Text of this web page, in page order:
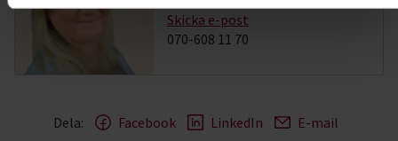
Skicka e-post
070-608 11 70
Dela: Facebook LinkedIn E-mail